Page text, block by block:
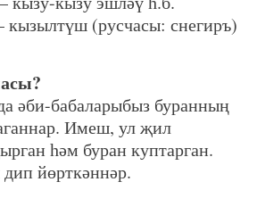
(русчасы: снегиръ)
әби-бабаларыбыз буранның
Имеш, ул җил
һәм буран куптарган.
йөрткәннәр.